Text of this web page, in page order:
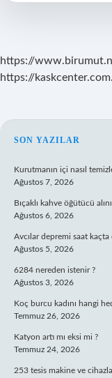
https://
https://
SON YAZILAR
Kurutmanın içi nasıl
Ağustos 7, 2026
Bıçaklı kahve öğütücü
Ağustos 6, 2026
Avcılar depremi saat kaçta
Ağustos 5, 2026
6284 nereden istenir ?
Ağustos 3, 2026
Koç burcu kadını hangi
Temmuz 26, 2026
Katyon artı mı eksi mi ?
Temmuz 24, 2026
253 tesis makine ve